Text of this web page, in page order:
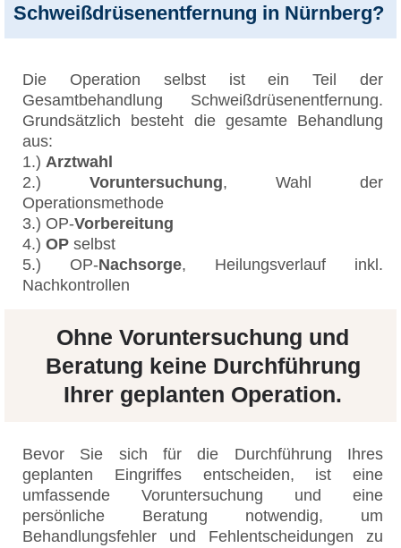
Schweißdrüsenentfernung in Nürnberg?
Die Operation selbst ist ein Teil der
Gesamtbehandlung Schweißdrüsenentfernung.
Grundsätzlich besteht die gesamte Behandlung
aus:
1.) Arztwahl
2.) Voruntersuchung, Wahl der
Operationsmethode
3.) OP-Vorbereitung
4.) OP selbst
5.) OP-Nachsorge, Heilungsverlauf inkl.
Nachkontrollen
Ohne Voruntersuchung und
Beratung keine Durchführung
Ihrer geplanten Operation.
Bevor Sie sich für die Durchführung Ihres
geplanten Eingriffes entscheiden, ist eine
umfassende Voruntersuchung und eine
persönliche Beratung notwendig, um
Behandlungsfehler und Fehlentscheidungen zu